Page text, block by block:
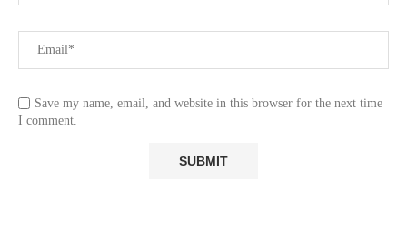
Save my name, email, and website in this browser for the next time
I comment.